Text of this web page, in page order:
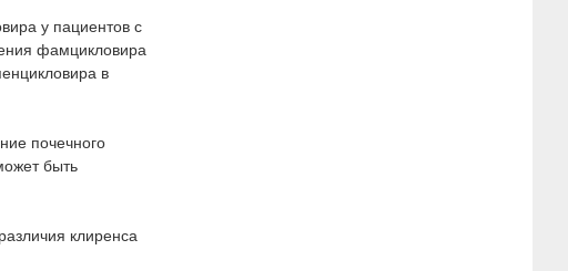
у пациентов с
фамцикловира
в
почечного
быть
клиренса